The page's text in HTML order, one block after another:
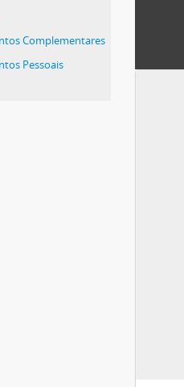
Complementares
Pessoais